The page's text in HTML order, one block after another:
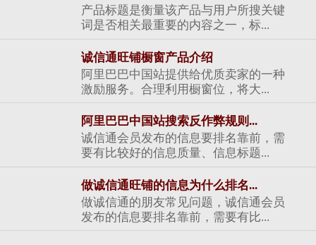
产品标题是衡量该产品与用户所搜关键
词是否相关最重要的内容之一，标...
诚信通旺铺橱窗产品介绍
阿里巴巴中国站提供给优质卖家的一种
激励服务。合理利用橱窗位，将大...
阿里巴巴中国站搜索反作弊规则...
诚信通会员发布的信息要排名靠前，需
要有比较好的信息质量、信息标题...
做诚信通旺铺的信息为什么排名...
做诚信通的朋友常见问题，诚信通会员
发布的信息要排名靠前，需要有比...